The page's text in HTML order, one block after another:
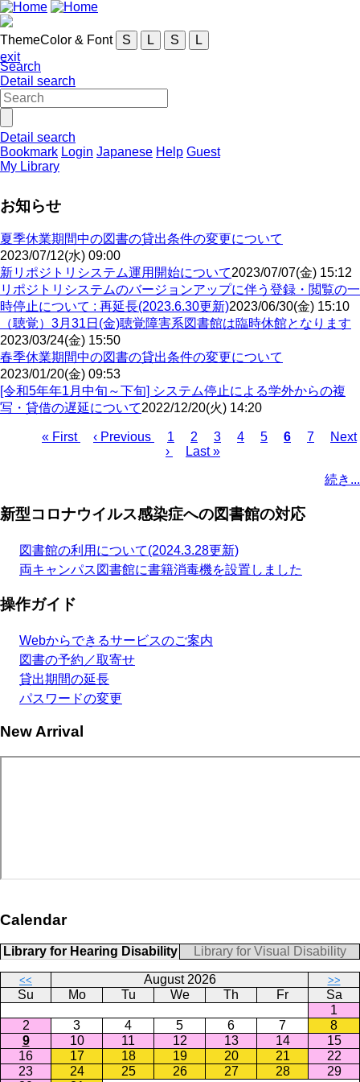
ThemeColor & Font S L S
L
exit
Search
Detail search
Detail search
Bookmark Login Japanese Help Guest
My Library
お知らせ
夏季休業期間中の図書の貸出条件の変更について
2023/07/12(水) 09:00
新リポジトリシステム運用開始について2023/07/07(金) 15:12
リポジトリシステムのバージョンアップに伴う登録・閲覧の一
時停止について : 再延長(2023.6.30更新)2023/06/30(金) 15:10
（聴覚）3月31日(金)聴覚障害系図書館は臨時休館となります
2023/03/24(金) 15:50
春季休業期間中の図書の貸出条件の変更について
2023/01/20(金) 09:53
[令和5年年1月中旬～下旬] システム停止による学外からの複
写・貸借の遅延について2022/12/20(火) 14:20
First
« First
Previous
‹ Previous Page
1 Page
2 Page
3 Page
4 Page
5
Current
6 Page
7
Next
Next
›
Last
Last »
続き...
新型コロナウイルス感染症への図書館の対応
図書館の利用について(2024.3.28更新)
両キャンパス図書館に書籍消毒機を設置しました
操作ガイド
Webからできるサービスのご案内
図書の予約／取寄せ
貸出期間の延長
パスワードの変更
New Arrival
Calendar
Library for Hearing Disability Library for Visual Disability
<< August 2026 >>
Su Mo Tu We Th Fr
Sa
1
2
3 4 5 6 7
8
9
10 11 12 13 14
15
16
17 18 19 20 21
22
23
24 25 26 27 28
29